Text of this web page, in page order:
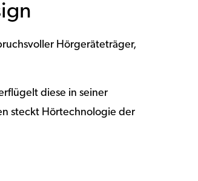
Hörgeräteträger,
diese in seiner
steckt Hörtechnologie der